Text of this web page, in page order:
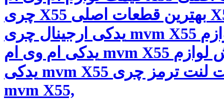
چری X55 بهترین قطعات اصلی X55 لوازم
یدکی ارجینال چری mvm X55 خرید لوازم
یدکی ام وی ام mvm X55 فروش لوازم
یدکی mvm X55 قیمت لنت ترمز چری
mvm X55,